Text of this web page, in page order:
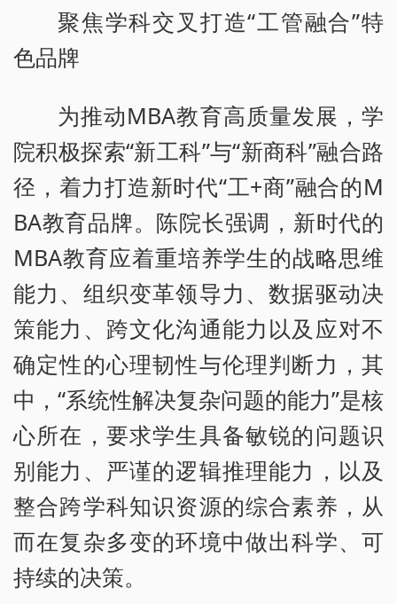
聚焦学科交叉打造“工管融合”特
色品牌
为推动MBA教育高质量发展，学
院积极探索“新工科”与“新商科”融合路
径，着力打造新时代“工+商”融合的M
BA教育品牌。陈院长强调，新时代的
MBA教育应着重培养学生的战略思维
能力、组织变革领导力、数据驱动决
策能力、跨文化沟通能力以及应对不
确定性的心理韧性与伦理判断力，其
中，“系统性解决复杂问题的能力”是核
心所在，要求学生具备敏锐的问题识
别能力、严谨的逻辑推理能力，以及
整合跨学科知识资源的综合素养，从
而在复杂多变的环境中做出科学、可
持续的决策。